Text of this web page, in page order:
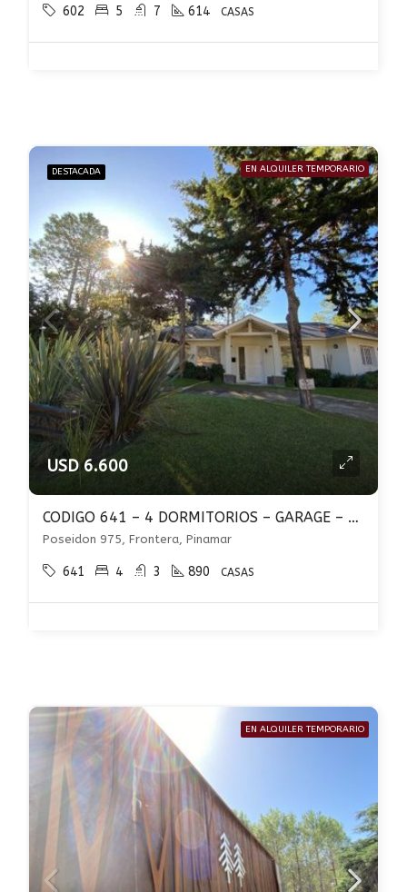
602 5 7 614 CASAS
DESTACADA EN ALQUILER TEMPORARIO
USD 6.600
CODIGO 641 – 4 DORMITORIOS – GARAGE – QUINCHO-PILETA CLIMATIZADA-FRONTERA-PINAMAR
Poseidon 975, Frontera, Pinamar
641 4 3 890 CASAS
EN ALQUILER TEMPORARIO